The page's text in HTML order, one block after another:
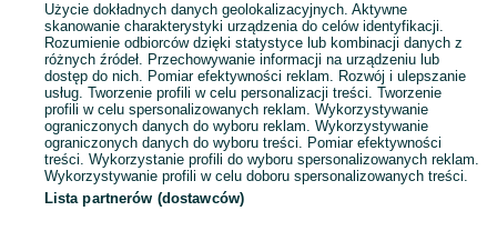
Popularne wyszukiwania
Użycie dokładnych danych geolokalizacyjnych. Aktywne
skanowanie charakterystyki urządzenia do celów identyfikacji.
Rozumienie odbiorców dzięki statystyce lub kombinacji danych z
różnych źródeł. Przechowywanie informacji na urządzeniu lub
dostęp do nich. Pomiar efektywności reklam. Rozwój i ulepszanie
usług. Tworzenie profili w celu personalizacji treści. Tworzenie
profili w celu spersonalizowanych reklam. Wykorzystywanie
ograniczonych danych do wyboru reklam. Wykorzystywanie
ograniczonych danych do wyboru treści. Pomiar efektywności
treści. Wykorzystanie profili do wyboru spersonalizowanych reklam.
Wykorzystywanie profili w celu doboru spersonalizowanych treści.
Lista partnerów (dostawców)